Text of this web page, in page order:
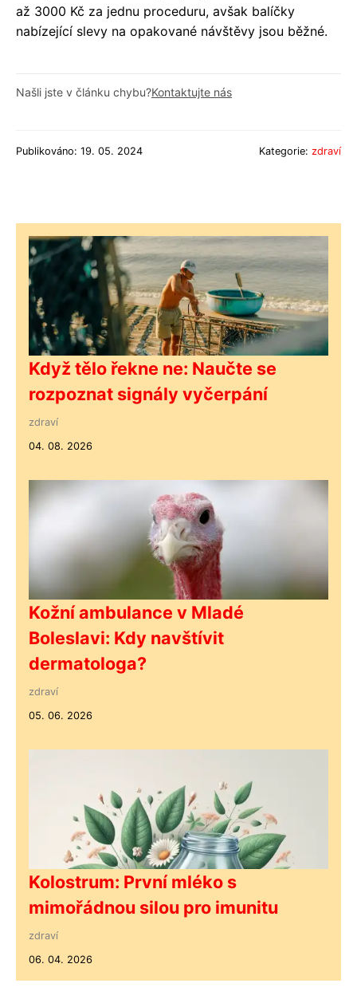
až 3000 Kč za jednu proceduru, avšak balíčky
nabízející slevy na opakované návštěvy jsou běžné.
Našli jste v článku chybu?Kontaktujte nás
Publikováno: 19. 05. 2024 Kategorie: zdraví
Když tělo řekne ne: Naučte se
rozpoznat signály vyčerpání
zdraví
04. 08. 2026
Kožní ambulance v Mladé
Boleslavi: Kdy navštívit
dermatologa?
zdraví
05. 06. 2026
Kolostrum: První mléko s
mimořádnou silou pro imunitu
zdraví
06. 04. 2026